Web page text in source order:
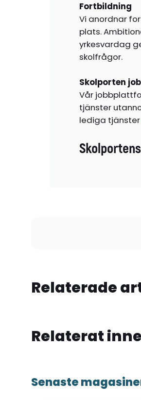
Fortbildning
Vi anordnar
plats.
yrkesvardag
skolfrågor.
Skolporten
Vår
tjänster
lediga tjänster
Relaterade
Relaterat
Senaste